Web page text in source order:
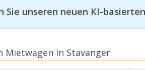
Sie unseren neuen KI-
Mietwagen in Stavanger